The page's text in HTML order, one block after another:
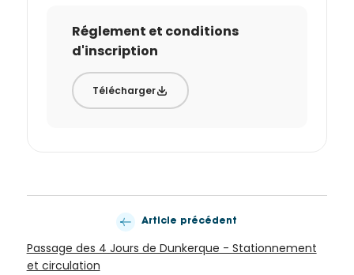
Réglement et conditions
d'inscription
Télécharger
Article précédent
Passage des 4 Jours de Dunkerque - Stationnement
et circulation